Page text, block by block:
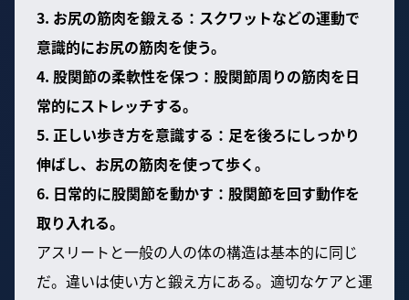
3. お尻の筋肉を鍛える：スクワットなどの運動で
意識的にお尻の筋肉を使う。
4. 股関節の柔軟性を保つ：股関節周りの筋肉を日
常的にストレッチする。
5. 正しい歩き方を意識する：足を後ろにしっかり
伸ばし、お尻の筋肉を使って歩く。
6. 日常的に股関節を動かす：股関節を回す動作を
取り入れる。
アスリートと一般の人の体の構造は基本的に同じ
だ。違いは使い方と鍛え方にある。適切なケアと運